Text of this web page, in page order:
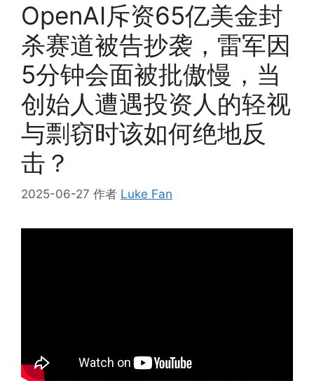
OpenAI斥资65亿美金封
杀赛道被告抄袭，雷军因
5分钟会面被批傲慢，当
创始人遭遇投资人的轻视
与剽窃时该如何绝地反
击？
2025-06-27 作者 Luke Fan